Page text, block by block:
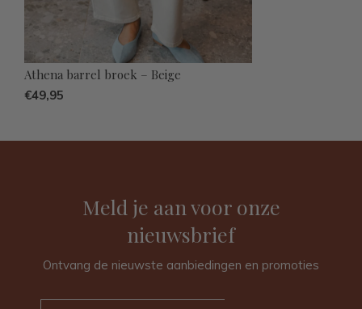
Athena barrel broek – Beige
€49,95
Meld je aan voor onze
nieuwsbrief
Ontvang de nieuwste aanbiedingen en promoties